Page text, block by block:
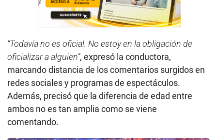
“Todavía no es oficial. No estoy en la obligación de
oficializar a alguien”, expresó la conductora,
marcando distancia de los comentarios surgidos en
redes sociales y programas de espectáculos.
Además, precisó que la diferencia de edad entre
ambos no es tan amplia como se viene
comentando.